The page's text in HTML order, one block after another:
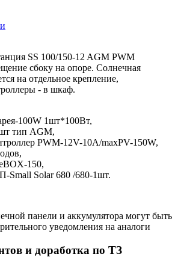
SS 100/150-12 AGM PWM
сбоку на опоре. Солнечная
на отдельное крепление,
- в шкаф.
100W 1шт*100Вт,
тип AGM,
PWM-12V-10A/maxPV-150W,
150,
Small Solar 680 /680-1шт.
панели и аккумулятора могут быть
уведомления на аналоги
и доработка по ТЗ